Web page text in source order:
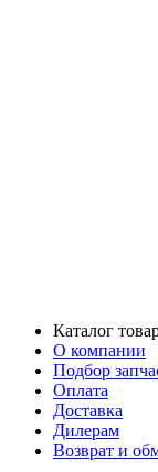
Каталог
О компании
Подбор
Оплата
Доставка
Дилерам
Возврат и